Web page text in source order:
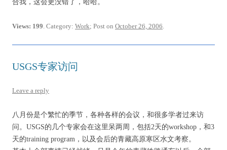
合我，这会更没错了，哈哈。
Views: 199. Category: Work; Post on October 26, 2006.
USGS专家访问
Leave a reply
八月份是个繁忙的季节，各种各样的会议，和很多学者过来访
问。USGS的几个专家会在这里呆两周，包括2天的workshop，和3
天的training program，以及会后的青藏高原寒区水文考察。